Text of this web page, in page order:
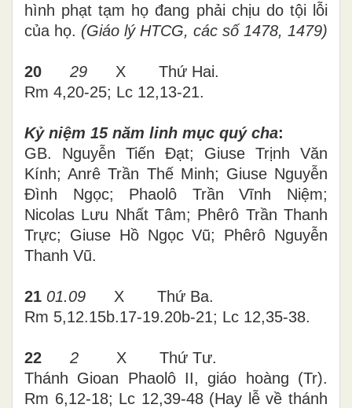
hình phạt tạm họ đang phải chịu do tội lỗi
của họ. (Giáo lý HTCG, các số 1478, 1479)
20 29 X Thứ Hai.
Rm 4,20-25; Lc 12,13-21.
Kỷ niệm 15 năm linh mục quý cha:
GB. Nguyễn Tiến Đạt; Giuse Trịnh Văn
Kính; Anrê Trần Thế Minh; Giuse Nguyễn
Đình Ngọc; Phaolô Trần Vĩnh Niệm;
Nicolas Lưu Nhất Tâm; Phêrô Trần Thanh
Trực; Giuse Hồ Ngọc Vũ; Phêrô Nguyễn
Thanh Vũ.
21 01.09 X Thứ Ba.
Rm 5,12.15b.17-19.20b-21; Lc 12,35-38.
22 2 X Thứ Tư.
Thánh Gioan Phaolô II, giáo hoàng (Tr).
Rm 6,12-18; Lc 12,39-48 (Hay lễ về thánh